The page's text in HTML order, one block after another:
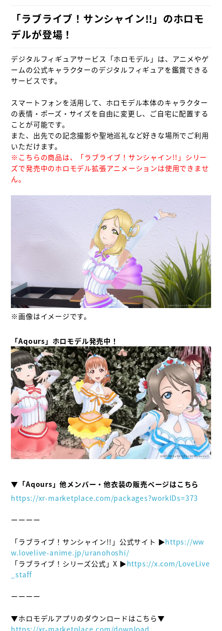
「ラブライブ！サンシャイン!!」のホロモ
デルが登場！
デジタルフィギュアサービス「ホロモデル」は、アニメやゲ
ームの公式キャラクターのデジタルフィギュアを鑑賞できる
サービスです。
スマートフォンを活用して、ホロモデル本体のキャラクター
の表情・ポーズ・サイズを自由に変更し、ご自宅に配置する
ことが可能です。
また、出先での記念撮影や聖地巡礼など好きな場所でご利用
※こちらの商品は、「ラブライブ！サンシャイン!!」シリー
ズで発売中のホロモデル拡張アニメーションは使用できませ
ん。
※画像はイメージです。
「Aqours」ホロモデル発売中！
https://xr-marketplace.com/packages?workIDs=373
ーーーー
「ラブライブ！サンシャイン!!」公式サイト ▶https://ww
w.lovelive-anime.jp/uranohoshi/
「ラブライブ！シリーズ公式」X ▶https://x.com/LoveLive
_staff
ーーーー
https://xr-marketplace.com/download